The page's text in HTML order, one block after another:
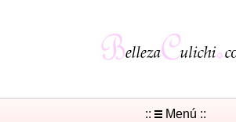
:: Menú ::